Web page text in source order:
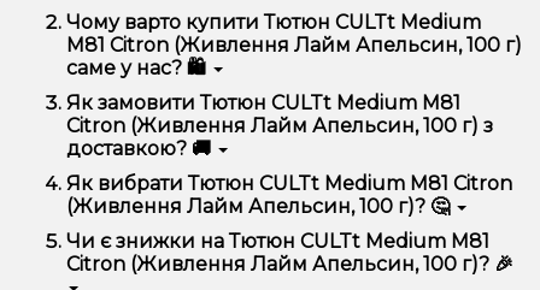
Тютюн CULTt Medium M81 Citron (Живлення Лайм
Апельсин, 100 г) відрізняється високою якістю,
зручністю використання та надійністю.
Чому варто купити Тютюн CULTt Medium
M81 Citron (Живлення Лайм Апельсин, 100 г)
саме у нас? 🛍️
Ми пропонуємо тільки оригінальну продукцію,
широкий асортимент, вигідні ціни та швидку
доставку. Крім того, у нас регулярні акції та знижки
для клієнтів!
Як замовити Тютюн CULTt Medium M81
Citron (Живлення Лайм Апельсин, 100 г) з
доставкою? 🚚
Оформити замовлення можна в кілька кліків:
Додайте Тютюн CULTt Medium M81 Citron
(Живлення Лайм Апельсин, 100 г) до кошика.
Перейдіть до оформлення замовлення.
Як вибрати Тютюн CULTt Medium M81 Citron
(Живлення Лайм Апельсин, 100 г)? 🤔
Вибір залежить від ваших уподобань – наприклад,
якщо це кальян, враховуйте розмір, матеріал та тип
чаші, якщо вейп – потужність та смак. Наші
Чи є знижки на Тютюн CULTt Medium M81
Citron (Живлення Лайм Апельсин, 100 г)? 🎉